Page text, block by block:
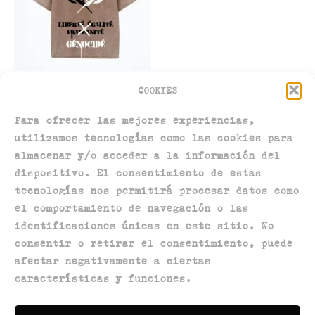
COOKIES
Para ofrecer las mejores experiencias,
utilizamos tecnologías como las cookies para
almacenar y/o acceder a la información del
dispositivo. El consentimiento de estas
tecnologías nos permitirá procesar datos como
el comportamiento de navegación o las
identificaciones únicas en este sitio. No
consentir o retirar el consentimiento, puede
afectar negativamente a ciertas
características y funciones.
Política de privacidad
Política de devoluciones
Política de envíos
Términos y condiciones
Política de cookies